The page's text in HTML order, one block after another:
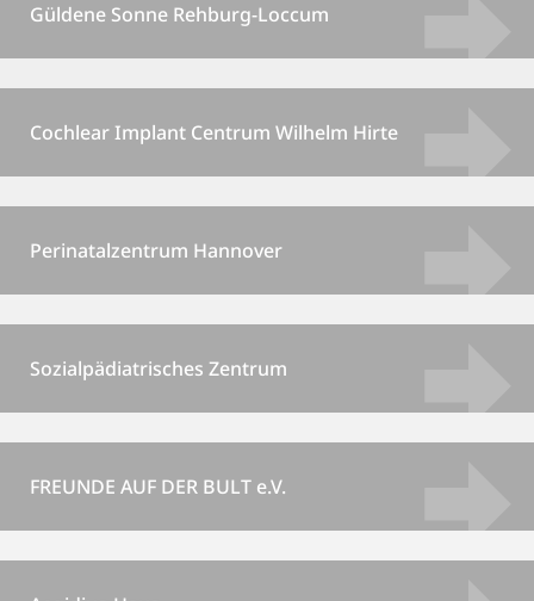
Güldene Sonne Rehburg-Loccum
Cochlear Implant Centrum Wilhelm Hirte
Perinatalzentrum Hannover
Sozialpädiatrisches Zentrum
FREUNDE AUF DER BULT e.V.